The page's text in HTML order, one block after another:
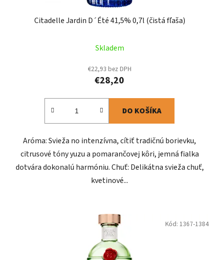
Citadelle Jardin D´Été 41,5% 0,7l (čistá fľaša)
Skladem
€22,93 bez DPH
€28,20
DO KOŠÍKA
Aróma: Svieža no intenzívna, cítiť tradičnú borievku,
citrusové tóny yuzu a pomarančovej kôri, jemná fialka
dotvára dokonalú harmóniu. Chuť: Delikátna svieža chuť,
kvetinové...
Kód: 1367-1384